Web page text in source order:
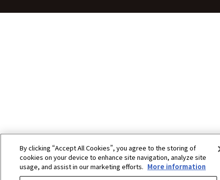
By clicking “Accept All Cookies”, you agree to the storing of
cookies on your device to enhance site navigation, analyze site
usage, and assist in our marketing efforts. More information